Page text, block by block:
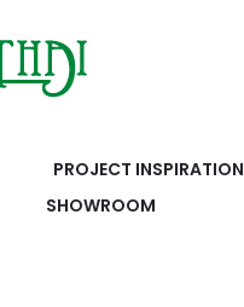
PROJECT INSPIRATION
SHOWROOM